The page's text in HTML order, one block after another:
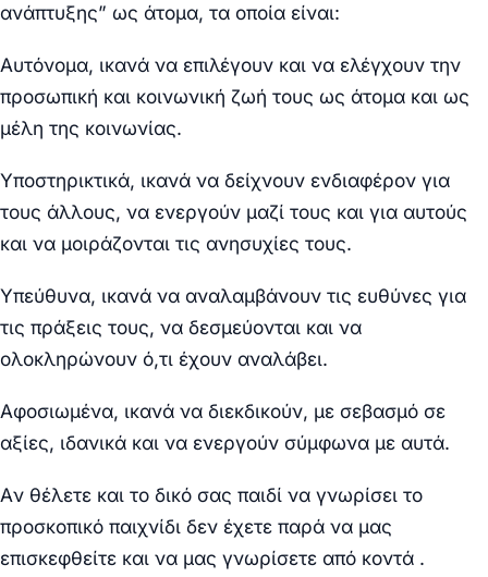
ανάπτυξης” ως άτομα, τα οποία είναι:
Αυτόνομα, ικανά να επιλέγουν και να ελέγχουν την
προσωπική και κοινωνική ζωή τους ως άτομα και ως
μέλη της κοινωνίας.
Υποστηρικτικά, ικανά να δείχνουν ενδιαφέρον για
τους άλλους, να ενεργούν μαζί τους και για αυτούς
και να μοιράζονται τις ανησυχίες τους.
Υπεύθυνα, ικανά να αναλαμβάνουν τις ευθύνες για
τις πράξεις τους, να δεσμεύονται και να
ολοκληρώνουν ό,τι έχουν αναλάβει.
Αφοσιωμένα, ικανά να διεκδικούν, με σεβασμό σε
αξίες, ιδανικά και να ενεργούν σύμφωνα με αυτά.
Aν θέλετε και το δικό σας παιδί να γνωρίσει το
προσκοπικό παιχνίδι δεν έχετε παρά να μας
επισκεφθείτε και να μας γνωρίσετε από κοντά .